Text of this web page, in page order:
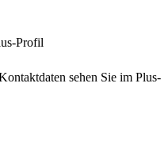
Profil
sehen Sie im Plus-